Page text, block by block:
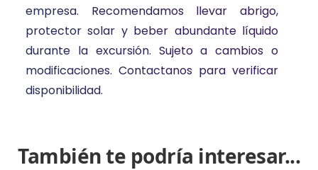
empresa. Recomendamos llevar abrigo,
protector solar y beber abundante líquido
durante la excursión. Sujeto a cambios o
modificaciones. Contactanos para verificar
disponibilidad.
También te podría interesar...